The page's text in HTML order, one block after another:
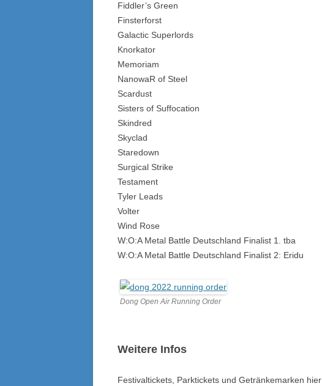
Fiddler’s Green
Finsterforst
Galactic Superlords
Knorkator
Memoriam
NanowaR of Steel
Scardust
Sisters of Suffocation
Skindred
Skyclad
Staredown
Surgical Strike
Testament
Tyler Leads
Volter
Wind Rose
W:O:A Metal Battle Deutschland Finalist 1. tba
W:O:A Metal Battle Deutschland Finalist 2: Eridu
Dong Open Air Running Order
Weitere Infos
Festivaltickets, Parktickets und Getränkemarken